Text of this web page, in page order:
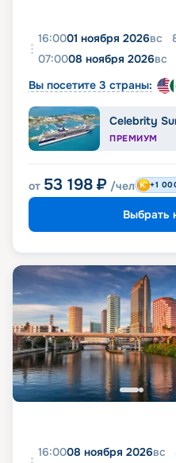
16:0001 ноября 2026вс
07:0008 ноября 2026вс
Вы посетите 3 страны:
Celebrity
ПРЕМИУМ
от 53 198 ₽ /чел +1
Выбрать
16:0008 ноября 2026вс